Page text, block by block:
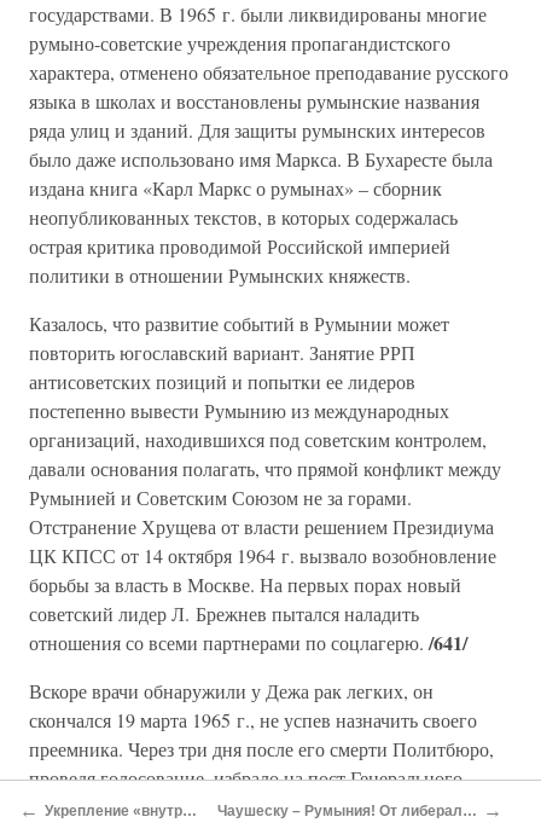
государствами. В 1965 г. были ликвидированы многие
румыно-советские учреждения пропагандистского
характера, отменено обязательное преподавание русского
языка в школах и восстановлены румынские названия
ряда улиц и зданий. Для защиты румынских интересов
было даже использовано имя Маркса. В Бухаресте была
издана книга «Карл Маркс о румынах» – сборник
неопубликованных текстов, в которых содержалась
острая критика проводимой Российской империей
политики в отношении Румынских княжеств.
Казалось, что развитие событий в Румынии может
повторить югославский вариант. Занятие РРП
антисоветских позиций и попытки ее лидеров
постепенно вывести Румынию из международных
организаций, находившихся под советским контролем,
давали основания полагать, что прямой конфликт между
Румынией и Советским Союзом не за горами.
Отстранение Хрущева от власти решением Президиума
ЦК КПСС от 14 октября 1964 г. вызвало возобновление
борьбы за власть в Москве. На первых порах новый
советский лидер Л. Брежнев пытался наладить
отношения со всеми партнерами по соцлагерю. /641/
Вскоре врачи обнаружили у Дежа рак легких, он
скончался 19 марта 1965 г., не успев назначить своего
преемника. Через три дня после его смерти Политбюро,
проведя голосование, избрало на пост Генерального
секретаря РРП самого молодого из членов руководства –
← Укрепление «внутренней» группировки (1952–1965) Чаушеску – Румыния! От либерального коммунизма к неосталинизму 1965–1974 гг. →